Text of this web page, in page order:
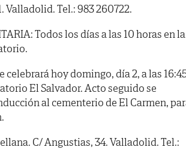
Valladolid. Tel.: 983 260722.
Todos los días a las 10 horas en la
celebrará hoy domingo, día 2, a las
El Salvador. Acto seguido se
al cementerio de El Carmen,
C/ Angustias, 34. Valladolid. Tel.: